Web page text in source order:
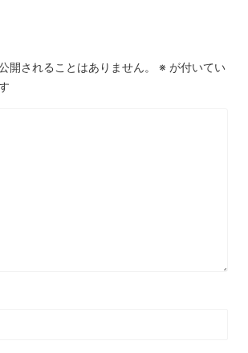
開されることはありません。 ※ が付いてい